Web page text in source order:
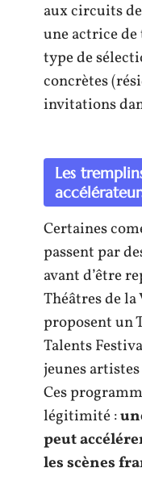
aux circuits
une actrice
type de
concrètes
invitations
Les
Certaines
passent par
avant d’être
Théâtres de
proposent un
Talents
jeunes
Ces
légitimité :
peut
les scènes